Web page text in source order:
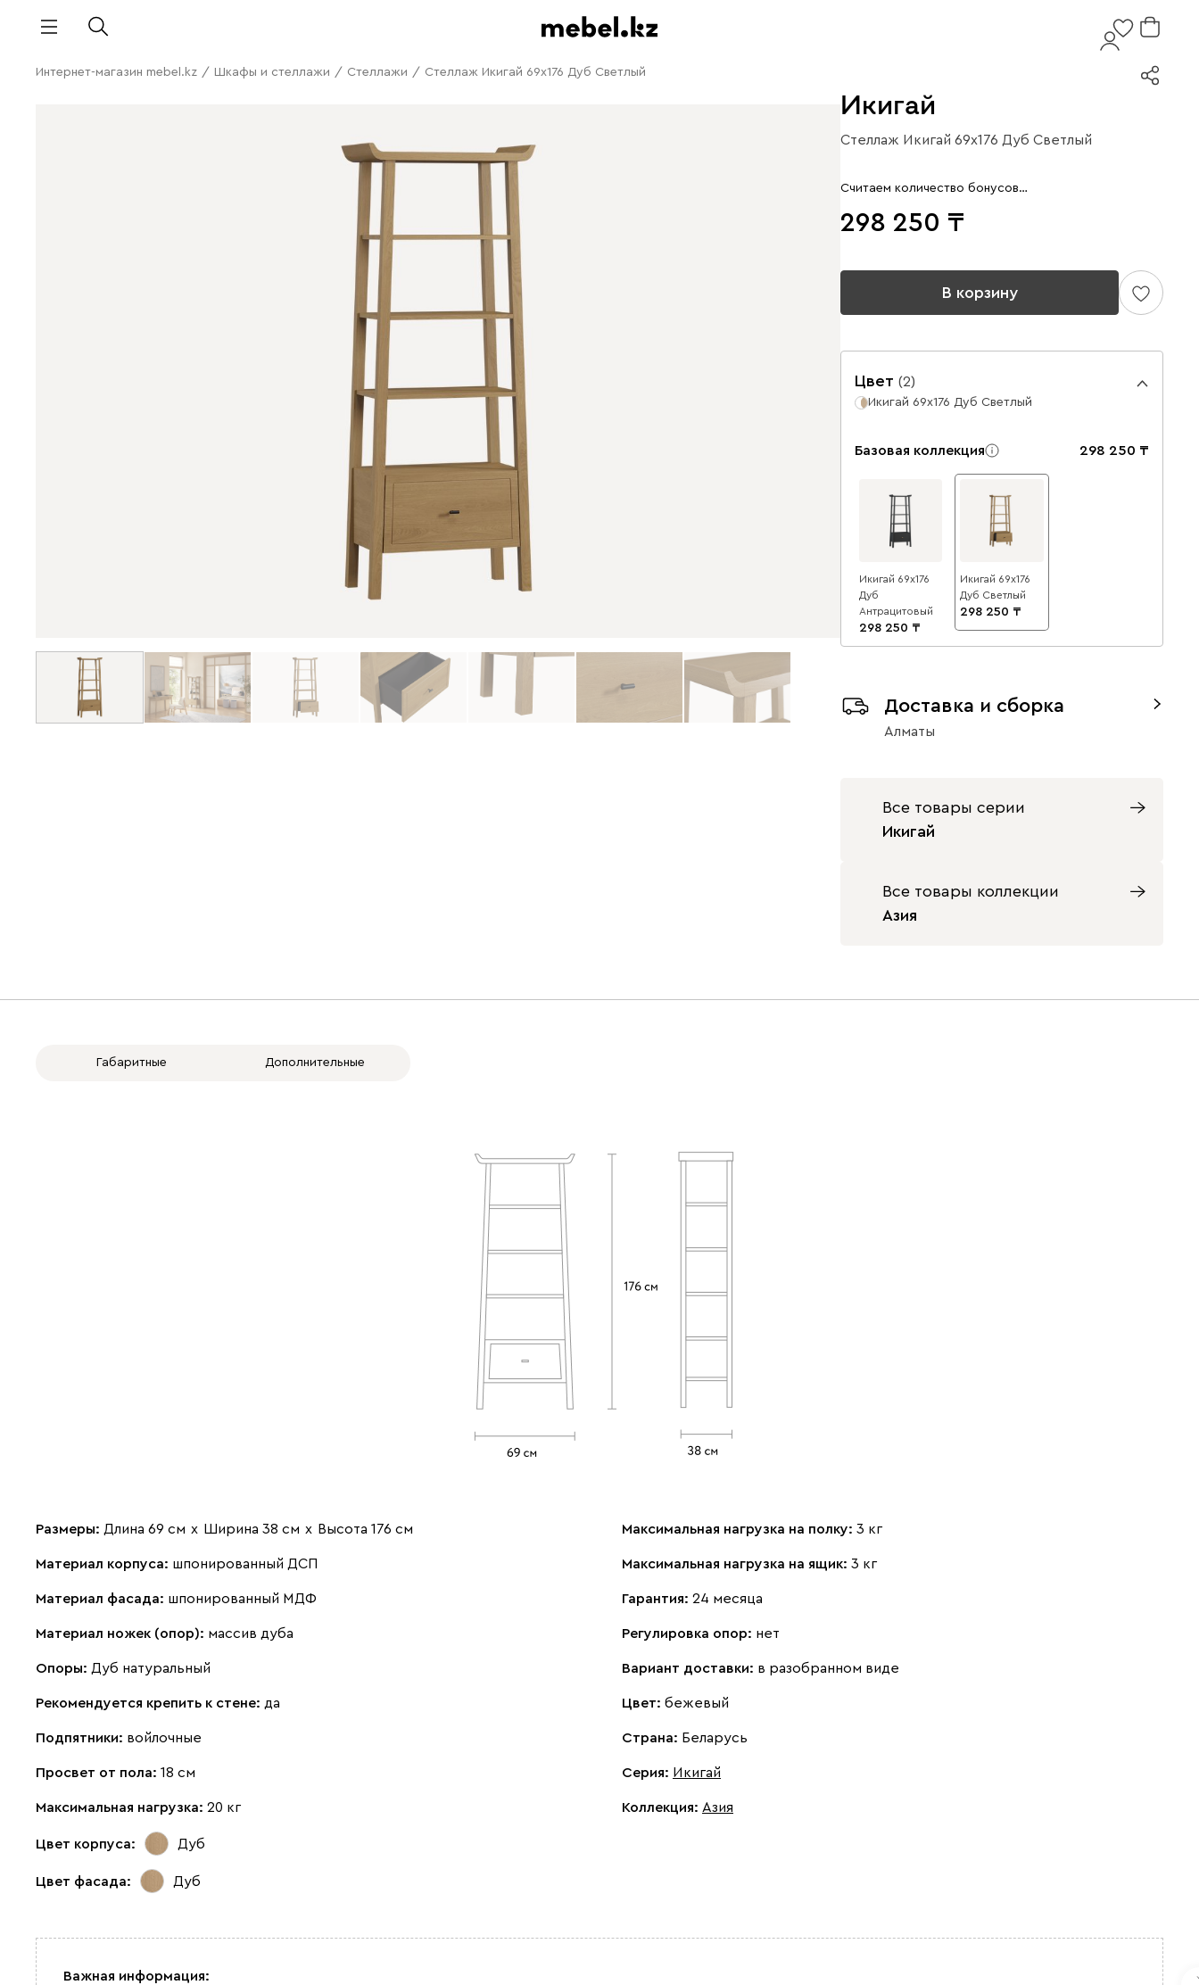
Интернет-магазин mebel.kz / Шкафы и стеллажи / Стеллажи / Стеллаж Икигай 69x176 Дуб Светлый
Икигай
Стеллаж Икигай 69x176 Дуб Светлый
Считаем количество бонусов…
298 250
В корзину
Цвет (2)
Икигай 69x176 Дуб Светлый
Базовая коллекция 298 250
Икигай 69x176
Дуб
Антрацитовый
298 250
Икигай 69x176
Дуб Светлый
298 250
Доставка и сборка
Алматы
Все товары серии
Икигай
Все товары коллекции
Азия
Габаритные Дополнительные
Размеры: Длина 69 см х Ширина 38 см х Высота 176 см
Материал корпуса: шпонированный ДСП
Материал фасада: шпонированный МДФ
Материал ножек (опор): массив дуба
Опоры: Дуб натуральный
Рекомендуется крепить к стене: да
Подпятники: войлочные
Просвет от пола: 18 см
Максимальная нагрузка: 20 кг
Цвет корпуса: Дуб
Цвет фасада: Дуб
Максимальная нагрузка на полку: 3 кг
Максимальная нагрузка на ящик: 3 кг
Гарантия: 24 месяца
Регулировка опор: нет
Вариант доставки: в разобранном виде
Цвет: бежевый
Страна: Беларусь
Серия: Икигай
Коллекция: Азия
Важная информация: